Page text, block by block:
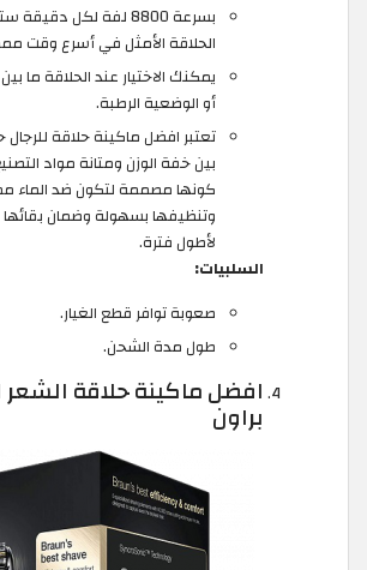
بسرعة 8800 لفة لكل
الحلاقة الأمثل في أسرع وقت
يمكنك الاختيار عند الحلاقة ما
أو الوضعية الرطبة.
تعتبر افضل ماكينة حلاقة
بين خفة الوزن ومتانة مواد
كونها مصممة لتكون ضد الماء
وتنظيفها بسهولة وضمان بقائها
لأطول فترة.
السلبيات:
صعوبة توافر قطع الغيار.
طول مدة الشحن.
افضل ماكينة حلاقة الشعر
براون